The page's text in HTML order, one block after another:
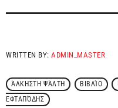
WRITTEN BY:ADMIN_MASTER
ΆΛΚΗΣΤΗ ΨΆΛΤΗ ΒΙΒΛΊΟ
ΕΦΤΑΠΌΔΗΣ